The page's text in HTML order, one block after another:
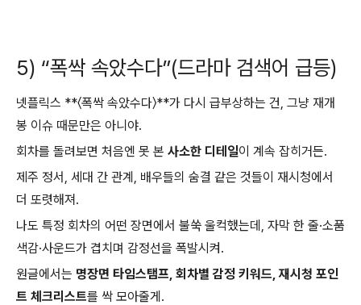
5) “폭싹 속았수다”(드라마 검색어 급등)
넷플릭스 **〈폭싹 속았수다〉**가 다시 급부상하는 건, 그냥 재개
봉 이슈 때문만은 아니야.
회차를 돌려보면 처음엔 못 본 사소한 디테일이 계속 잡히거든.
제주 정서, 세대 간 관계, 배우들의 숨결 같은 것들이 재시청에서
더 또렷해져.
나도 특정 회차의 어떤 장면에서 불쑥 울컥했는데, 자막 한 줄·소품
색감·사운드가 겹치며 감정선을 폭발시켜.
원글에서는 명장면 타임스탬프, 회차별 감정 키워드, 재시청 포인
트 체크리스트를 싹 모아줄게.